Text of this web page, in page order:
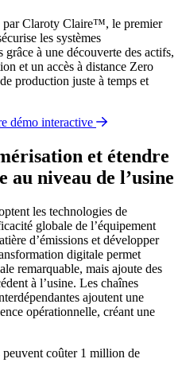
par Claroty Claire™, le premier
les systèmes
à une découverte des actifs,
et un accès à distance Zero
production juste à temps et
démo interactive
et étendre
au niveau de l’usine
les technologies de
globale de l’équipement
d’émissions et développer
digitale permet
remarquable, mais ajoute des
à l’usine. Les chaînes
ajoutent une
opérationnelle, créant une
peuvent coûter 1 million de